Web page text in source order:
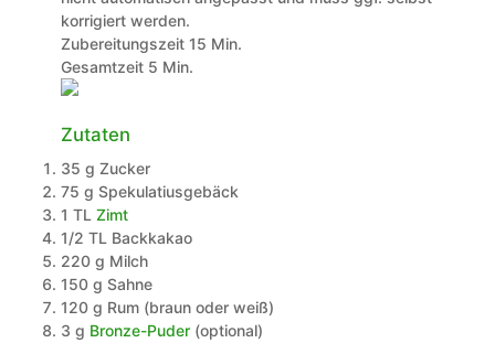
korrigiert werden.
Zubereitungszeit 15Minuten
Min.
Gesamtzeit 5Minuten
Min.
Zutaten
35 g Zucker
75 g Spekulatiusgebäck
1 TL Zimt
1/2 TL Backkakao
220 g Milch
150 g Sahne
120 g Rum (braun oder weiß)
3 g Bronze-Puder(optional)